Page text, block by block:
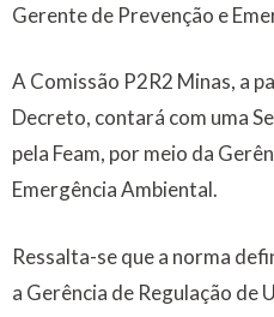
Gerente de Prevenção e
A Comissão P2R2 Minas, a
Decreto, contará com uma
pela Feam, por meio da
Emergência Ambiental.
Ressalta-se que a norma
a Gerência de Regulação de